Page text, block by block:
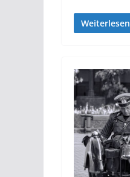
Weiterlesen